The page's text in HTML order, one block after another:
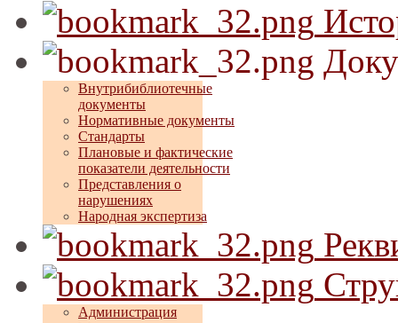
Внутрибиблиотечные
документы
Нормативные документы
Стандарты
Плановые и фактические
показатели деятельности
Представления о
нарушениях
Народная экспертиза
Администрация